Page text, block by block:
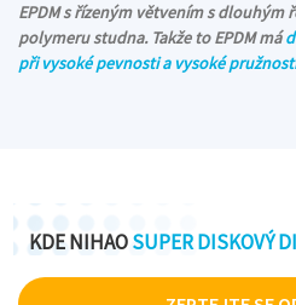
EPDM s řízeným větvením s dlouhým
polymeru studna. Takže to EPDM má
při vysoké pevnosti a vysoké
KDE NIHAOSUPER DISKOVÝ